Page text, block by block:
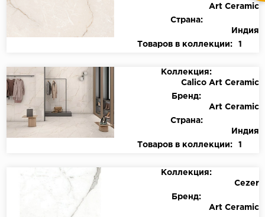
Art Ceramic
Страна:
Индия
Товаров в коллекции:
1
Коллекция:
Calico Art Ceramic
Бренд:
Art Ceramic
Страна:
Индия
Товаров в коллекции:
1
Коллекция:
Cezer
Бренд:
Art Ceramic